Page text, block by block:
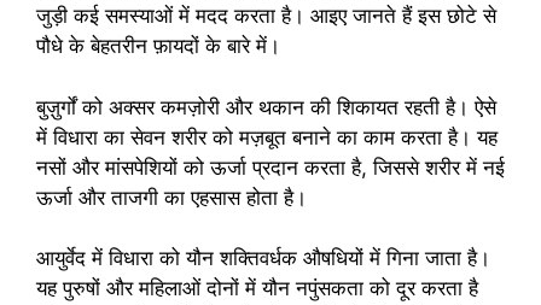
जुड़ी कई समस्याओं में मदद करता है। आइए जानते हैं इस छोटे से
पौधे के बेहतरीन फ़ायदों के बारे में।
बुज़ुर्गों को अक्सर कमज़ोरी और थकान की शिकायत रहती है। ऐसे
में विधारा का सेवन शरीर को मज़बूत बनाने का काम करता है। यह
नसों और मांसपेशियों को ऊर्जा प्रदान करता है, जिससे शरीर में नई
ऊर्जा और ताजगी का एहसास होता है।
आयुर्वेद में विधारा को यौन शक्तिवर्धक औषधियों में गिना जाता है।
यह पुरुषों और महिलाओं दोनों में यौन नपुंसकता को दूर करता है